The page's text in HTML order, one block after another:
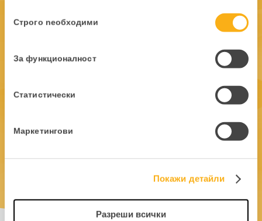
наСтрого nеобходими
За функционалност
Статистически
Маркетингови
Покажи детайли
Разреши всички
въвеждане на получени фактури
касова работа (пресметка…)
регистър на издадени фактури